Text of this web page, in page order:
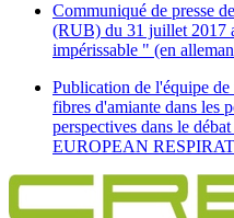
Communiqué de presse
(RUB) du 31 juillet 2017
impérissable " (en
Publication de l'équipe
fibres d'amiante dans les
perspectives dans le
EUROPEAN